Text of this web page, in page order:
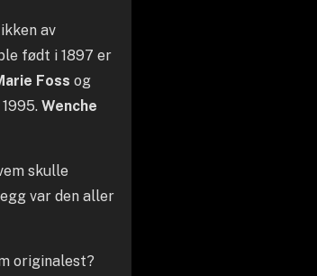
av
født i 1897 er
Foss og
Wenche
skulle
var den aller
originalest?